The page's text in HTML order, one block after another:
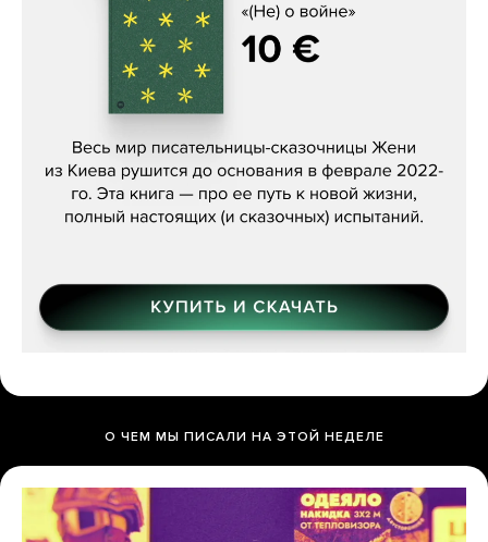
Женя Бережная, «(Не) о войне»
О ЧЕМ МЫ ПИСАЛИ НА ЭТОЙ НЕДЕЛЕ